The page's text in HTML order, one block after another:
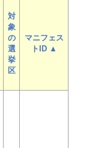
対
象
の
選
挙
区
マニフェス
トID ▲